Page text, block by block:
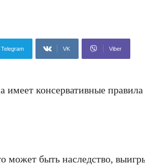
Telegram VK Viber
имеет консервативные
может быть наследство,